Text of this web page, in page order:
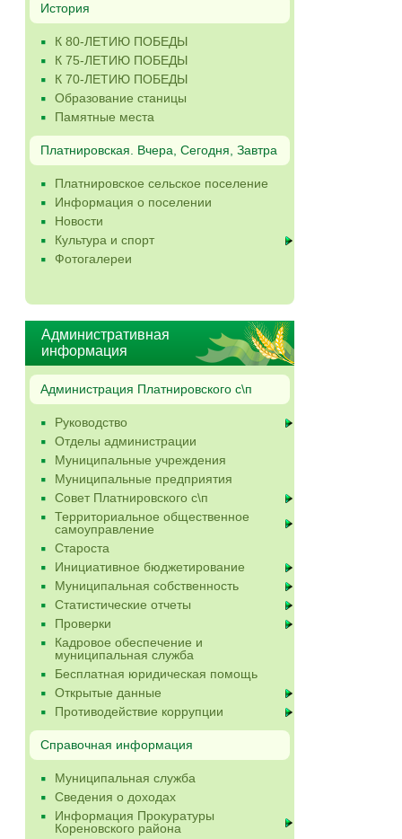
История
К 80-ЛЕТИЮ ПОБЕДЫ
К 75-ЛЕТИЮ ПОБЕДЫ
К 70-ЛЕТИЮ ПОБЕДЫ
Образование станицы
Памятные места
Платнировская. Вчера, Сегодня, Завтра
Платнировское сельское поселение
Информация о поселении
Новости
Культура и спорт
Фотогалереи
Административная
информация
Администрация Платнировского с\п
Руководство
Отделы администрации
Муниципальные учреждения
Муниципальные предприятия
Совет Платнировского с\п
Территориальное общественное
самоуправление
Староста
Инициативное бюджетирование
Муниципальная собственность
Статистические отчеты
Проверки
Кадровое обеспечение и
муниципальная служба
Бесплатная юридическая помощь
Открытые данные
Противодействие коррупции
Справочная информация
Муниципальная служба
Сведения о доходах
Информация Прокуратуры
Кореновского района